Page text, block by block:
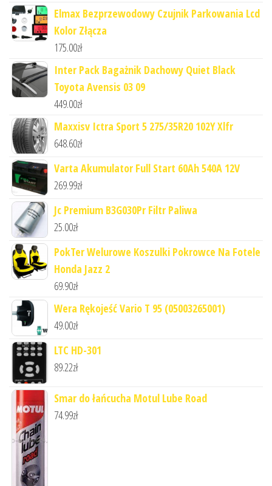
Elmax Bezprzewodowy Czujnik Parkowania Lcd
Kolor Złącza
175.00zł
Inter Pack Bagażnik Dachowy Quiet Black
Toyota Avensis 03 09
449.00zł
Maxxisv Ictra Sport 5 275/35R20 102Y Xlfr
648.60zł
Varta Akumulator Full Start 60Ah 540A 12V
269.99zł
Jc Premium B3G030Pr Filtr Paliwa
25.00zł
PokTer Welurowe Koszulki Pokrowce Na Fotele
Honda Jazz 2
69.90zł
Wera Rękojeść Vario T 95 (05003265001)
49.00zł
LTC HD-301
89.22zł
Smar do łańcucha Motul Lube Road
74.99zł